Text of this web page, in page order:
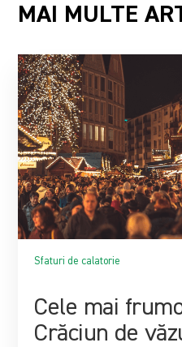
MAI MULTE
Sfaturi de calatorie
Cele mai
Crăciun de